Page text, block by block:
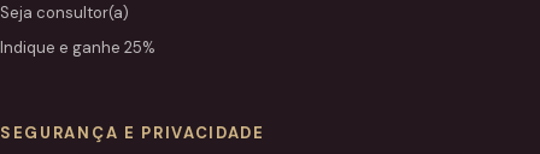
Seja consultor(a)
Indique e ganhe 25%
SEGURANÇA E PRIVACIDADE